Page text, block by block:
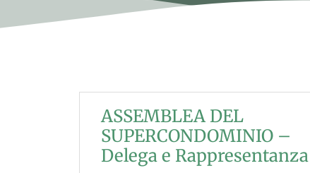
ASSEMBLEA DEL
SUPERCONDOMINIO –
Delega e Rappresentanza